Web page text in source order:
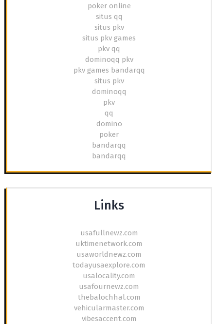
poker online
situs qq
situs pkv
situs pkv games
pkv qq
dominoqq pkv
pkv games bandarqq
situs pkv
dominoqq
pkv
qq
domino
poker
bandarqq
bandarqq
Links
usafullnewz.com
uktimenetwork.com
usaworldnewz.com
todayusaexplore.com
usalocality.com
usafournewz.com
thebalochhal.com
vehicularmaster.com
vibesaccent.com